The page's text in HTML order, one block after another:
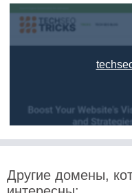
Другие домены,